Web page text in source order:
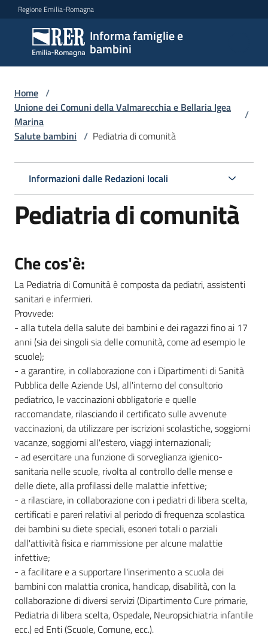
Vai al contenuto
Vai alla navigazione
Vai al footer
Regione Emilia-Romagna
Informa famiglie e
bambini
Informa
famiglie
e
Argomenti
Servizi
Centri
famiglie
Informazioni
locali
Newsletter
Home /
Unione dei Comuni della Valmarecchia e Bellaria Igea
Marina
/
Salute bambini / Pediatria di comunità
Informazioni dalle Redazioni locali
Pediatria di comunità
Che cos'è:
La Pediatria di Comunità è composta da pediatri, assistenti
sanitari e infermieri.
Provvede:
- alla tutela della salute dei bambini e dei ragazzi fino ai 17
anni (sia dei singoli sia delle comunità, come ad esempio le
scuole);
- a garantire, in collaborazione con i Dipartimenti di Sanità
Pubblica delle Aziende Usl, all'interno del consultorio
pediatrico, le vaccinazioni obbligatorie e quelle
raccomandate, rilasciando il certificato sulle avvenute
vaccinazioni, da utilizzare per iscrizioni scolastiche, soggiorni
vacanze, soggiorni all'estero, viaggi internazionali;
- ad esercitare una funzione di sorveglianza igienico-
sanitaria nelle scuole, rivolta al controllo delle mense e
delle diete, alla profilassi delle malattie infettive;
- a rilasciare, in collaborazione con i pediatri di libera scelta,
certificati e pareri relativi al periodo di frequenza scolastica
dei bambini su diete speciali, esoneri totali o parziali
dall'attività fisica e riammissione per alcune malattie
infettive;
- a facilitare e a supportare l'inserimento a scuola dei
bambini con malattia cronica, handicap, disabilità, con la
collaborazione di diversi servizi (Dipartimento Cure primarie,
Pediatria di libera scelta, Ospedale, Neuropsichiatria infantile
ecc.) ed Enti (Scuole, Comune, ecc.).